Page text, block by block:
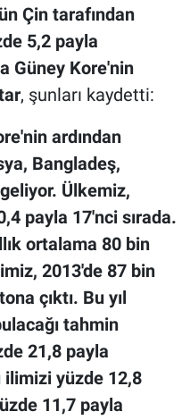
Çin tarafından
5,2 payla
Güney Kore'nin
, şunları kaydetti:
ardından
Bangladeş,
Ülkemiz,
payla 17'nci sırada.
ortalama 80 bin
2013'de 87 bin
çıktı. Bu yıl
tahmin
21,8 payla
ilimizi yüzde 12,8
11,7 payla